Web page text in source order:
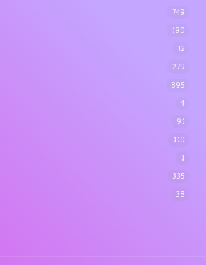
749
190
12
279
895
4
91
110
1
335
38